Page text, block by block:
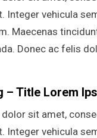
Integer vehicula
Maecenas
Donec ac felis
– Title Lorem
sit amet,
Integer vehicula